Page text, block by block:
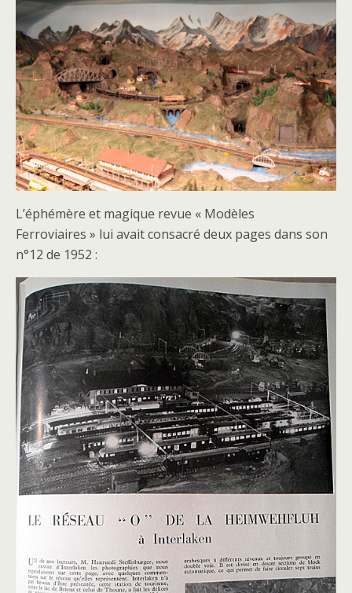
L’éphémère et magique revue « Modèles
Ferroviaires » lui avait consacré deux pages dans son
n°12 de 1952 :